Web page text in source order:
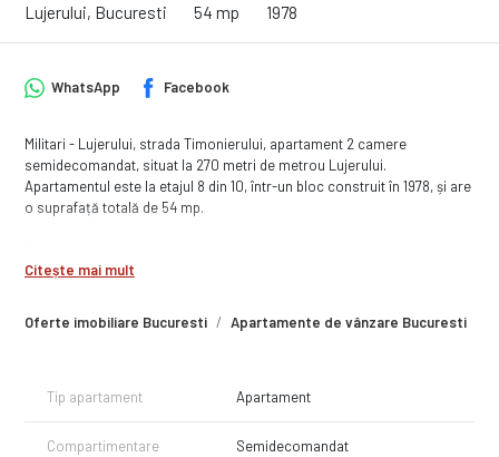
Lujerului, Bucuresti
54 mp 1978
Oferte imobiliare Bucuresti Apartamente de vânzare Bucuresti
WhatsApp Facebook
Militari - Lujerului, strada Timonierului, apartament 2 camere
semidecomandat, situat la 270 metri de metrou Lujerului.
Apartamentul este la etajul 8 din 10, într-un bloc construit în 1978, și are
o suprafață totală de 54 mp.
sufragerie, precum și spații pentru depozitare.
centre comerciale.
Pentru detalii și vizionări:
Răzvan Badea - Imozone
Citește mai mult
Tip apartament Apartament
Compartimentare Semidecomandat